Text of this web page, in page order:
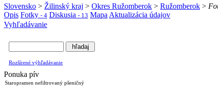
Slovensko > Žilinský kraj > Okres Ružomberok > Ružomberok >
Opis Fotky - 4 Diskusia - 13 Mapa Aktualizácia údajov
Vyhľadávanie
Rozšírené výhľadávanie
Ponuka pív
Staropramen nefiltrovaný pšeničný